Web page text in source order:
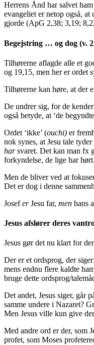
Herrens Ånd har salvet
evangeliet er netop også,
gjorde (ApG 2,38; 3,19;
Begejstring … og dog (v.
Tilhørerne aflagde alle et
og 19,15, men her er ordet
Tilhørerne kan høre, at der
De undrer sig, for de
også betyde, at ‘de
Ordet ‘ikke’ (ouchi) er
nok synes, at Jesu tale
harsvaret. Det kan man fx
forkyndelse, de lige har hørt.
Men de bliver ved at
Det er dog i denne
JoseferJesu far, men hans
Jesus afslører deres
Jesus gør det nu klart for
Der er et ordsprog, der
mens endnu flere kaldte
bruge dette ordsprog/
Det andet, Jesus siger, går
samme undere i Nazaret?
Men Jesus ville kun give
Med andre ord er der, som
profet, som Moses